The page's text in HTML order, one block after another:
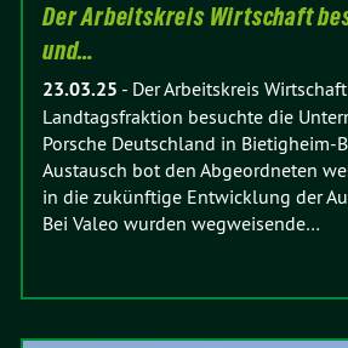
Der Arbeitskreis Wirtschaft
und…
23.03.25 - Der Arbeitskreis
Landtagsfraktion besuchte die
Porsche Deutschland in Bietigheim-
Austausch bot den Abgeordneten
in die zukünftige Entwicklung der
Bei Valeo wurden wegweisende…